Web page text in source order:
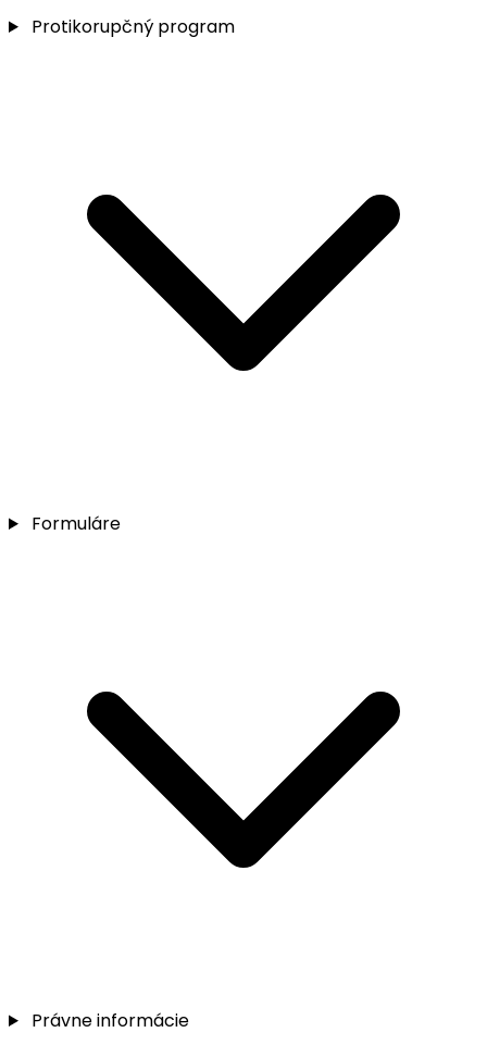
Protikorupčný program
Formuláre
Právne informácie